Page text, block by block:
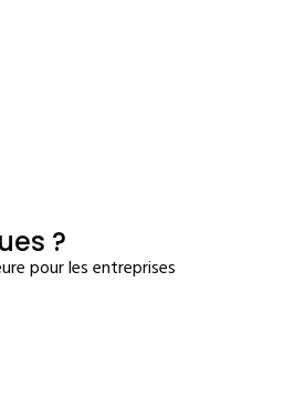
?
pour les entreprises